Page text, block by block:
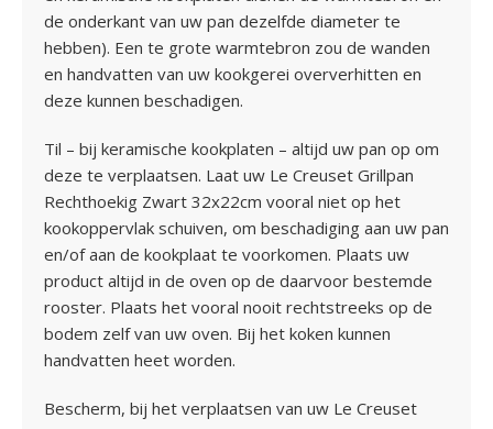
de onderkant van uw pan dezelfde diameter te
hebben). Een te grote warmtebron zou de wanden
en handvatten van uw kookgerei oververhitten en
deze kunnen beschadigen.
Til – bij keramische kookplaten – altijd uw pan op om
deze te verplaatsen. Laat uw Le Creuset Grillpan
Rechthoekig Zwart 32x22cm vooral niet op het
kookoppervlak schuiven, om beschadiging aan uw pan
en/of aan de kookplaat te voorkomen. Plaats uw
product altijd in de oven op de daarvoor bestemde
rooster. Plaats het vooral nooit rechtstreeks op de
bodem zelf van uw oven. Bij het koken kunnen
handvatten heet worden.
Bescherm, bij het verplaatsen van uw Le Creuset